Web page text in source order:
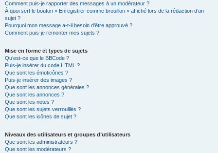
Comment puis-je rapporter des messages à un modérateur ?
À quoi sert le bouton « Enregistrer comme brouillon » affiché lors de la rédaction d’un
sujet ?
Pourquoi mon message a-t-il besoin d’être approuvé ?
Comment puis-je remonter mes sujets ?
Mise en forme et types de sujets
Qu’est-ce que le BBCode ?
Puis-je insérer du code HTML ?
Que sont les émoticônes ?
Puis-je insérer des images ?
Que sont les annonces générales ?
Que sont les annonces ?
Que sont les notes ?
Que sont les sujets verrouillés ?
Que sont les icônes de sujet ?
Niveaux des utilisateurs et groupes d’utilisateurs
Que sont les administrateurs ?
Que sont les modérateurs ?